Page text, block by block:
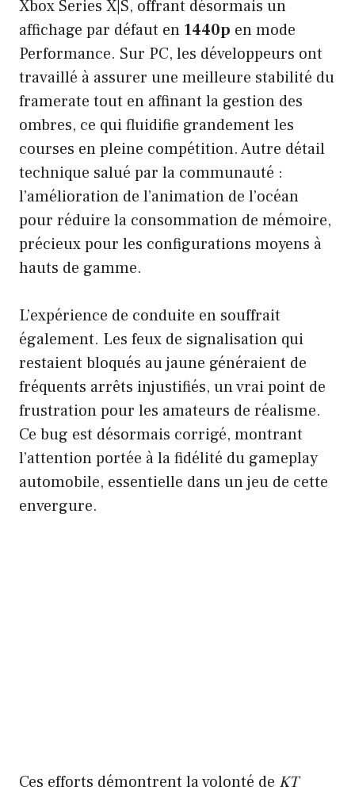
Xbox Series X|S, offrant désormais un
affichage par défaut en 1440p en mode
Performance. Sur PC, les développeurs ont
travaillé à assurer une meilleure stabilité du
framerate tout en affinant la gestion des
ombres, ce qui fluidifie grandement les
courses en pleine compétition. Autre détail
technique salué par la communauté :
l’amélioration de l’animation de l’océan
pour réduire la consommation de mémoire,
précieux pour les configurations moyens à
hauts de gamme.
L’expérience de conduite en souffrait
également. Les feux de signalisation qui
restaient bloqués au jaune généraient de
fréquents arrêts injustifiés, un vrai point de
frustration pour les amateurs de réalisme.
Ce bug est désormais corrigé, montrant
l’attention portée à la fidélité du gameplay
automobile, essentielle dans un jeu de cette
envergure.
Ces efforts démontrent la volonté de KT